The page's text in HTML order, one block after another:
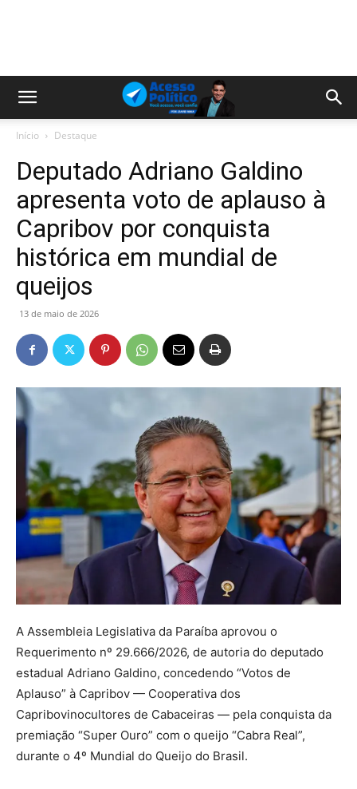
Início Destaque
Deputado Adriano Galdino
apresenta voto de aplauso à
Capribov por conquista
histórica em mundial de
queijos
13 de maio de 2026
A Assembleia Legislativa da Paraíba aprovou o
Requerimento nº 29.666/2026, de autoria do deputado
estadual Adriano Galdino, concedendo “Votos de
Aplauso” à Capribov — Cooperativa dos
Capribovinocultores de Cabaceiras — pela conquista da
premiação “Super Ouro” com o queijo “Cabra Real”,
durante o 4º Mundial do Queijo do Brasil.